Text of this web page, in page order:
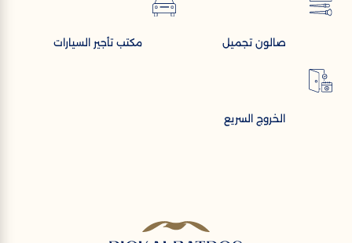
صالون تجميل مكتب تأجير السيارات
الخروج السريع